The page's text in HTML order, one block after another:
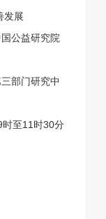
发展
公益研究院
部门研究中
至11时30分